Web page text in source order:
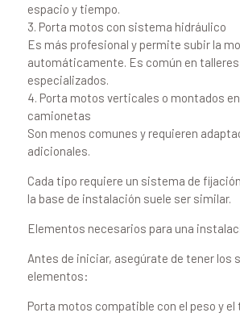
espacio y tiempo.
3. Porta motos con sistema hidráulico
Es más profesional y permite subir la
automáticamente. Es común en talleres
especializados.
4. Porta motos verticales o montados
camionetas
Son menos comunes y requieren
adicionales.
Cada tipo requiere un sistema de
la base de instalación suele ser similar.
Elementos necesarios para una
Antes de iniciar, asegúrate de tener los
elementos:
Porta motos compatible con el peso y el